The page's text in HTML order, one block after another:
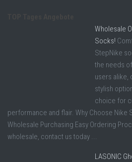
Wholesale
Socks!
StepNike
the needs
users alike,
stylish
choice for
performance and flair. Why Choose Nike
Wholesale Purchasing Easy Ordering
wholesale, contact us today ...
LASONIC